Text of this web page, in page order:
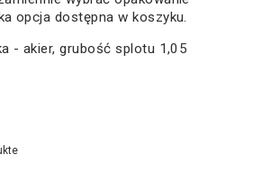
opcja dostępna w koszyku.
- akier, grubość splotu 1,05